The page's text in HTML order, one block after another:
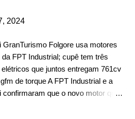
2024
GranTurismo Folgore usa motores
FPT Industrial; cupê tem três
que juntos entregam 761cv
de torque A FPT Industrial e a
confirmaram que o novo motor que